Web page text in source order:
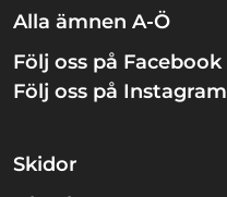
Alla ämnen A-Ö
Följ oss på Facebook
Följ oss på Instagram
Skidor